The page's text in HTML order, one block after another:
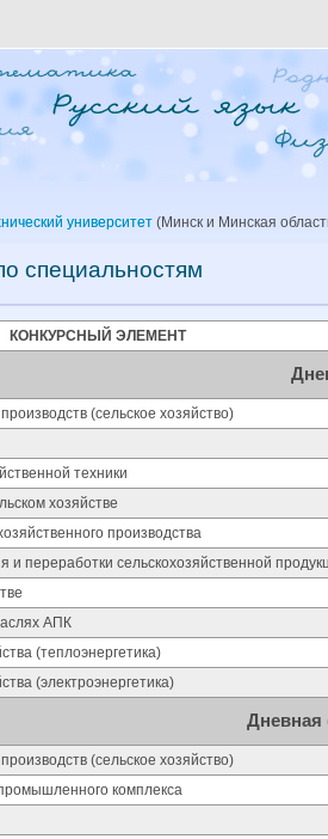
университет (Минск и Минская
специальностям
КОНКУРСНЫЙ ЭЛЕМЕНТ
(сельское хозяйство)
техники
хозяйстве
производства
и переработки сельскохозяйственной
АПК
(теплоэнергетика)
(электроэнергетика)
Дневная
(сельское хозяйство)
комплекса